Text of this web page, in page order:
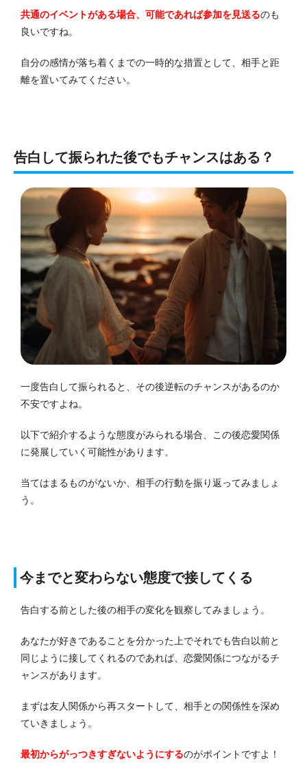
共通のイベントがある場合、可能であれば参加を見送るのも
良いですね。
自分の感情が落ち着くまでの一時的な措置として、相手と距
離を置いてみてください。
告白して振られた後でもチャンスはある？
一度告白して振られると、その後逆転のチャンスがあるのか
不安ですよね。
以下で紹介するような態度がみられる場合、この後恋愛関係
に発展していく可能性があります。
当てはまるものがないか、相手の行動を振り返ってみましょ
う。
今までと変わらない態度で接してくる
告白する前とした後の相手の変化を観察してみましょう。
あなたが好きであることを分かった上でそれでも告白以前と
同じように接してくれるのであれば、恋愛関係につながるチ
ャンスがあります。
まずは友人関係から再スタートして、相手との関係性を深め
ていきましょう。
最初からがっつきすぎないようにするのがポイントですよ！